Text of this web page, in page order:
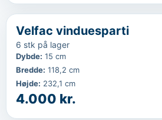
‹
Velfac vinduesparti
6 stk på lager
Dybde: 15 cm
Bredde: 118,2 cm
Højde: 232,1 cm
4.000 kr.